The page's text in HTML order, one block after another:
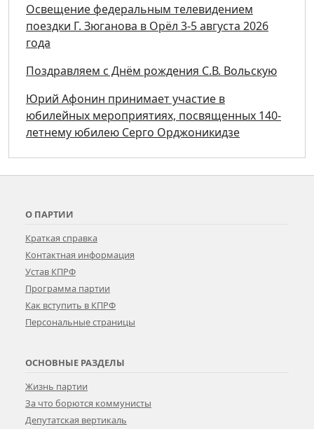
Освещение федеральным телевидением
поездки Г. Зюганова в Орёл 3-5 августа 2026
года
Поздравляем с Днём рождения С.В. Вольскую
Юрий Афонин принимает участие в
юбилейных мероприятиях, посвященных 140-
летнему юбилею Серго Орджоникидзе
О ПАРТИИ
Краткая справка
Контактная информация
Устав КПРФ
Программа партии
Как вступить в КПРФ
Персональные страницы
ОСНОВНЫЕ РАЗДЕЛЫ
Жизнь партии
За что борются коммунисты
Депутатская вертикаль